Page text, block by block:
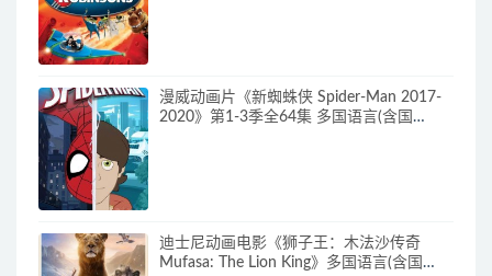
漫威动画片《新蜘蛛侠 Spider-Man 2017-
2020》第1-3季全64集 多国语言(含国
迪士尼动画电影《狮子王：木法沙传奇
Mufasa: The Lion King》多国语言(含国